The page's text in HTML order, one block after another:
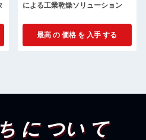
による工業乾燥ソリューション
最高 の 価格 を 入手 する
に つい て